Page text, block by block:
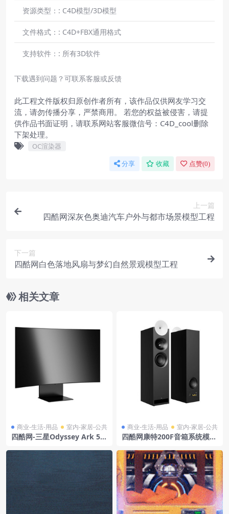
资源类型：: C4D模型/3D模型
文件格式：: C4D+FBX通用格式
支持软件：: 所有3D软件
下载遇到问题？可联系客服或反馈
此工程文件版权归原创作者所有，该作品仅供网友学习交
流，请勿传播分享，严禁商用。 若您的权益被侵害，请提
供作品书面证明，请联系网站客服微信号：C4D_cool删除
下架处理。
OC渲染器
分享 收藏 点赞(0)
上一篇
四酷网深灰色奥迪汽车户外与都市场景模型工程
下一篇
四酷网白色落地风扇与梦幻自然景观模型工程
相关文章
商业-生活-用品 室内-家居-公共
四酷网-三星Odyssey Ark 55
商业-生活-用品 室内-家居-公共
四酷网康特200F音箱系统模型